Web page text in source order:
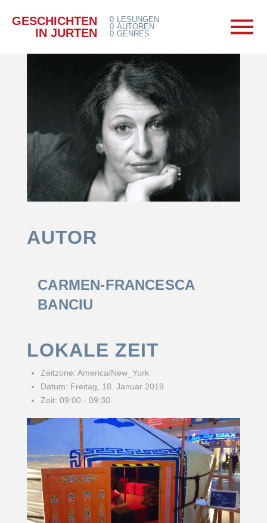
GESCHICHTEN
IN JURTEN
0
0
0
LESUNGEN
AUTOREN
GENRES
AUTOR
CARMEN-FRANCESCA
BANCIU
LOKALE ZEIT
Zeitzone: America/New_York
Datum: Freitag, 18. Januar 2019
Zeit: 09:00 - 09:30